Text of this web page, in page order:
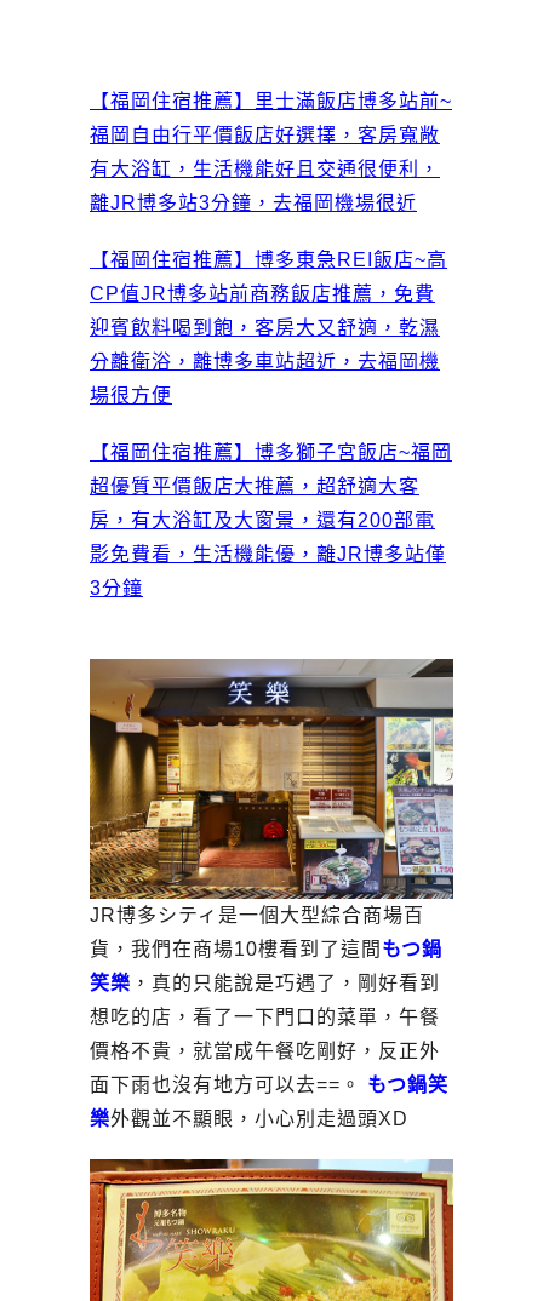
【福岡住宿推薦】里士滿飯店博多站前~
福岡自由行平價飯店好選擇，客房寬敞
有大浴缸，生活機能好且交通很便利，
離JR博多站3分鐘，去福岡機場很近
【福岡住宿推薦】博多東急REI飯店~高
CP值JR博多站前商務飯店推薦，免費
迎賓飲料喝到飽，客房大又舒適，乾濕
分離衛浴，離博多車站超近，去福岡機
場很方便
【福岡住宿推薦】博多獅子宮飯店~福岡
超優質平價飯店大推薦，超舒適大客
房，有大浴缸及大窗景，還有200部電
影免費看，生活機能優，離JR博多站僅
3分鐘
JR博多シティ是一個大型綜合商場百
貨，我們在商場10樓看到了這間 もつ鍋
笑樂 ，真的只能說是巧遇了，剛好看到
想吃的店，看了一下門口的菜單，午餐
價格不貴，就當成午餐吃剛好，反正外
面下雨也沒有地方可以去==。 もつ鍋笑
樂外觀並不顯眼，小心別走過頭XD